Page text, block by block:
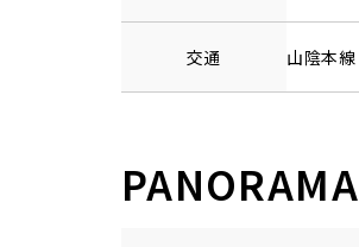
交通 山陰本線
PANORAMA